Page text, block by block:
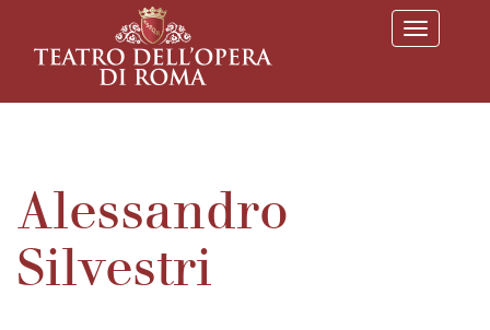
T
o
l
Alessandro
Silvestri